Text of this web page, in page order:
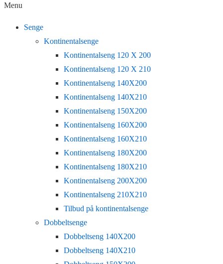
Menu
Senge
Kontinentalsenge
Kontinentalseng 120 X 200
Kontinentalseng 120 X 210
Kontinentalseng 140X200
Kontinentalseng 140X210
Kontinentalseng 150X200
Kontinentalseng 160X200
Kontinentalseng 160X210
Kontinentalseng 180X200
Kontinentalseng 180X210
Kontinentalseng 200X200
Kontinentalseng 210X210
Tilbud på kontinentalsenge
Dobbeltsenge
Dobbeltseng 140X200
Dobbeltseng 140X210